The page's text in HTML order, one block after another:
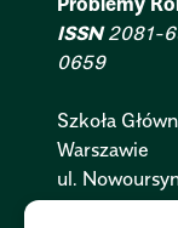
ISSN2081-
0659
Szkoła
Warszawie
ul.